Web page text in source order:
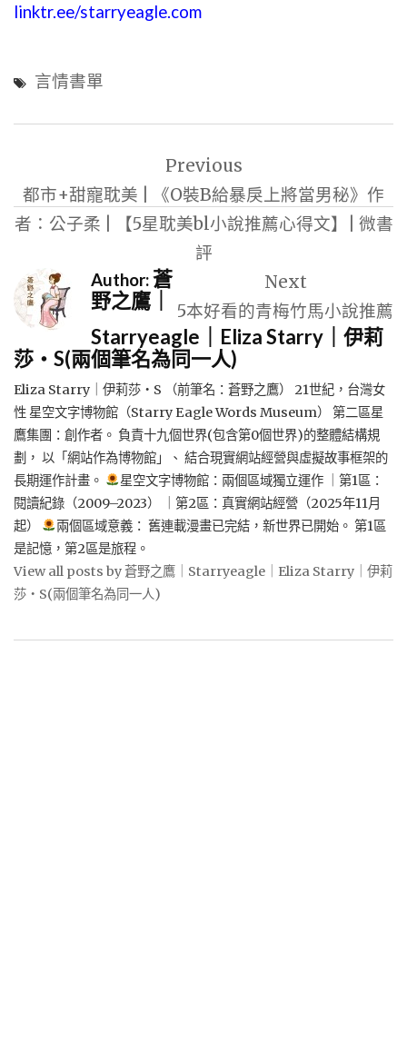
linktr.ee/starryeagle.com
言情書單
導
覽
Previous
都市+甜寵耽美 | 《O裝B給暴戾上將當男秘》作
者：公子柔 | 【5星耽美bl小說推薦心得文】| 微書
評
Next
5本好看的青梅竹馬小說推薦
Author:蒼
野之鷹｜
Starryeagle｜Eliza Starry｜伊莉
莎・S(兩個筆名為同一人)
Eliza Starry｜伊莉莎・S （前筆名：蒼野之鷹） 21世紀，台灣女
性 星空文字博物館（Starry Eagle Words Museum） 第二區星
鷹集團：創作者。 負責十九個世界(包含第0個世界)的整體結構規
劃， 以「網站作為博物館」、 結合現實網站經營與虛擬故事框架的
長期運作計畫。
星空文字博物館：兩個區域獨立運作 ｜第1區：
閱讀紀錄（2009–2023） ｜第2區：真實網站經營（2025年11月
起）
兩個區域意義： 舊連載漫畫已完結，新世界已開始。 第1區
是記憶，第2區是旅程。
View all posts by 蒼野之鷹｜Starryeagle｜Eliza Starry｜伊莉
莎・S(兩個筆名為同一人)